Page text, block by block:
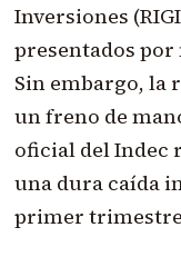
Inversiones
presentados por
Sin embargo, la
un freno de
oficial del Indec
una dura caída
primer trimestre